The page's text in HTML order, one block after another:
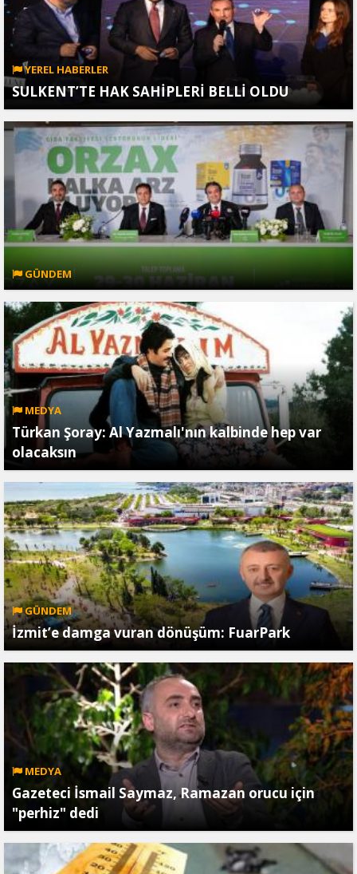
YEREL HABERLER
SULKENT’TE HAK SAHİPLERİ BELLİ OLDU
GÜNDEM
MEDYA
Türkan Şoray: Al Yazmalı'nın kalbinde hep var
olacaksın
GÜNDEM
İzmit’e damga vuran dönüşüm: FuarPark
MEDYA
Gazeteci İsmail Saymaz, Ramazan orucu için
"perhiz" dedi